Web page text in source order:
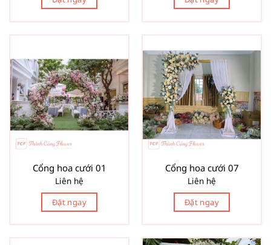
Cổng hoa cưới 01
Liên hệ
Đặt ngay
Cổng hoa cưới 07
Liên hệ
Đặt ngay